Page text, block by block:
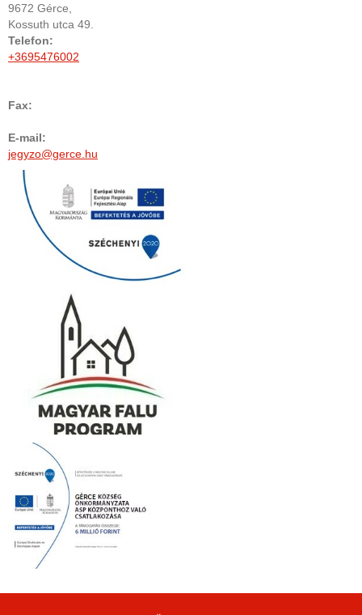
9672 Gérce,
Kossuth utca 49.
Telefon:
+3695476002
Fax:
E-mail:
jegyzo@gerce.hu